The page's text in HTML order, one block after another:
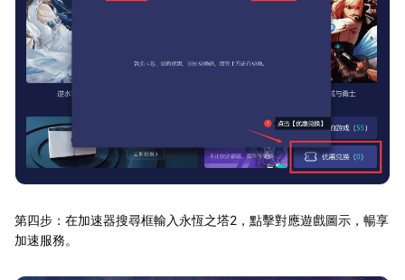
第四步：在加速器搜尋框輸入永恆之塔2，點擊對應遊戲圖示，暢享
加速服務。